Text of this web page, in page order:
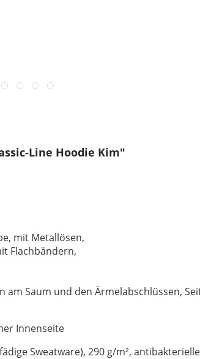
Line Hoodie Kim"
mit Metallösen,
Flachbändern,
am Saum und den Ärmelabschlüssen,
Innenseite
Sweatware), 290 g/m²,